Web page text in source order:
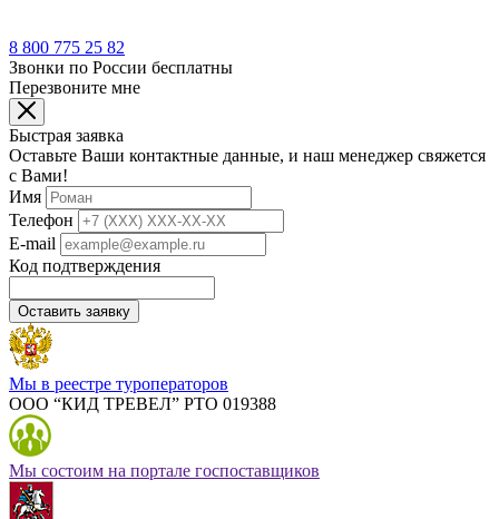
8 800 775 25 82
Звонки по России бесплатны
Перезвоните мне
Быстрая заявка
Оставьте Ваши контактные данные, и наш менеджер свяжется
с Вами!
Имя
Телефон
E-mail
Код подтверждения
Оставить заявку
Мы в реестре туроператоров
ООО “КИД ТРЕВЕЛ” РТО 019388
Мы состоим на портале госпоставщиков